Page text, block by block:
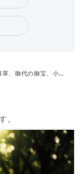
宝、小人料金、万緑の中や吾子の歯生え初むる
。